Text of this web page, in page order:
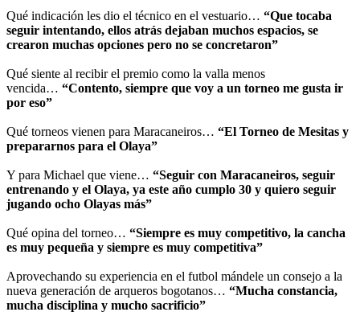
Qué indicación les dio el técnico en el vestuario… “Que tocaba
seguir intentando, ellos atrás dejaban muchos espacios, se
crearon muchas opciones pero no se concretaron”
Qué siente al recibir el premio como la valla menos
vencida… “Contento, siempre que voy a un torneo me gusta ir
por eso”
Qué torneos vienen para Maracaneiros… “El Torneo de Mesitas y
prepararnos para el Olaya”
Y para Michael que viene… “Seguir con Maracaneiros, seguir
entrenando y el Olaya, ya este año cumplo 30 y quiero seguir
jugando ocho Olayas más”
Qué opina del torneo… “Siempre es muy competitivo, la cancha
es muy pequeña y siempre es muy competitiva”
Aprovechando su experiencia en el futbol mándele un consejo a la
nueva generación de arqueros bogotanos… “Mucha constancia,
mucha disciplina y mucho sacrificio”